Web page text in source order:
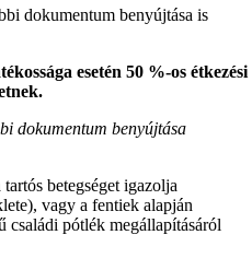
dokumentum benyújtása is
esetén 50 %-os étkezési
dokumentum benyújtása
betegséget igazolja
vagy a fentiek alapján
családi pótlék megállapításáról